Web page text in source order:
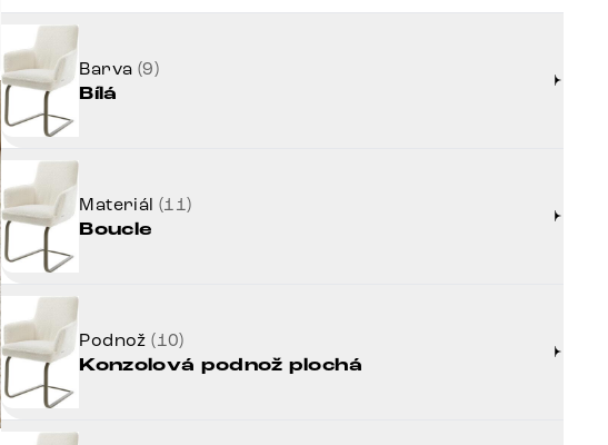
Barva (9)
Bílá
Materiál (11)
Boucle
Podnož(10)
Konzolová podnož plochá